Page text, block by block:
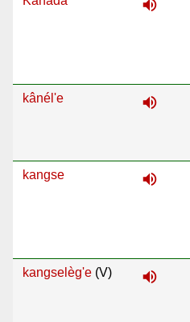
volume_up
kânél'e volume_up
kangse volume_up
kangselèg'e (V) volume_up